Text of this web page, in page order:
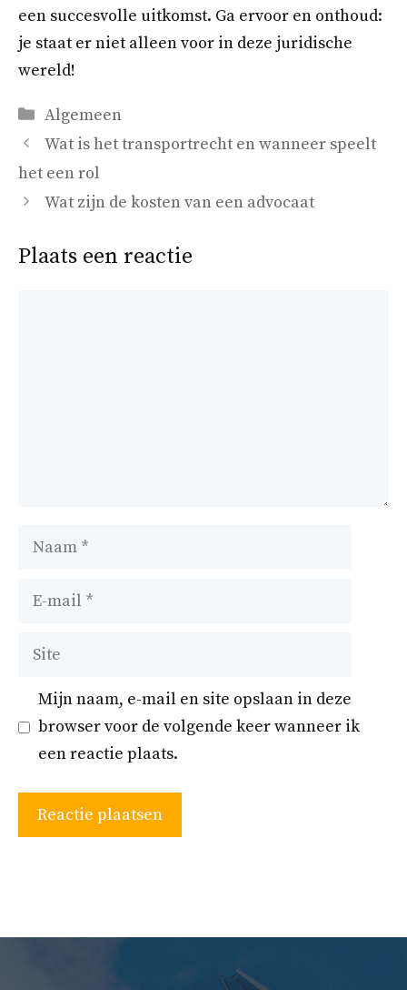
een succesvolle uitkomst. Ga ervoor en onthoud:
je staat er niet alleen voor in deze juridische
wereld!
Categorieën
Algemeen
Wat is het transportrecht en wanneer speelt
het een rol
Wat zijn de kosten van een advocaat
Plaats een reactie
Naam
Site
Mijn naam, e-mail en site opslaan in deze
browser voor de volgende keer wanneer ik
een reactie plaats.